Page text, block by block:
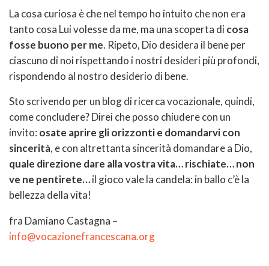
La cosa curiosa è che nel tempo ho intuito che non era
tanto cosa Lui volesse da me, ma una scoperta dicosa
fosse buono per me. Ripeto, Dio desidera il bene per
ciascuno di noi rispettando i nostri desideri più profondi,
rispondendo al nostro desiderio di bene.
Sto scrivendo per un blog di ricerca vocazionale, quindi,
come concludere? Direi che posso chiudere con un
invito: osate aprire gli orizzonti e domandarvi con
sincerità, e con altrettanta sincerità domandare a Dio,
quale direzione dare alla vostra vita… rischiate… non
ve ne pentirete…il gioco vale la candela: in ballo c’è la
bellezza della vita!
fra Damiano Castagna –
info@vocazionefrancescana.org